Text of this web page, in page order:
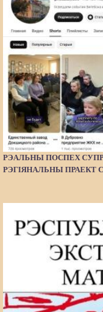
РЭАЛЬНЫ ПОСПЕХ
РЭГІЯНАЛЬНЫ ПРАЕКТ